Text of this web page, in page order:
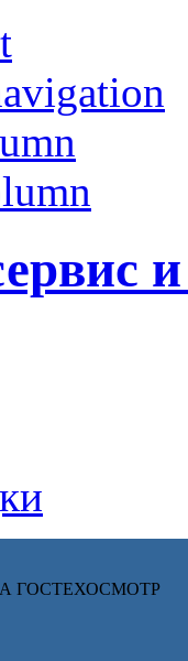
и
ГОСТЕХОСМОТР